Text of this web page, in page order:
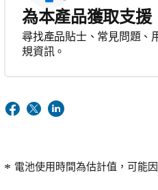
為本產品獲取支援
尋找產品貼士、常見問題、
規資訊。
電池使用時間為估計值，可能